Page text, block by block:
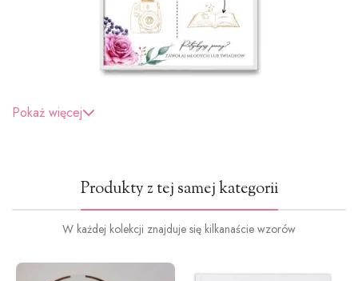
Pokaż więcej
Produkty z tej samej kategorii
W każdej kolekcji znajduje się kilkanaście wzorów